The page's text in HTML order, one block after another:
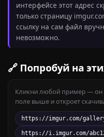
интерфейсе этот адрес
только страницу
ссылку на сам файл
невозможно.
🔗 Попробуй на
Кликни любой пример — он
поле выше и откроет
https://imgur.com/
https://i.imgur.com/